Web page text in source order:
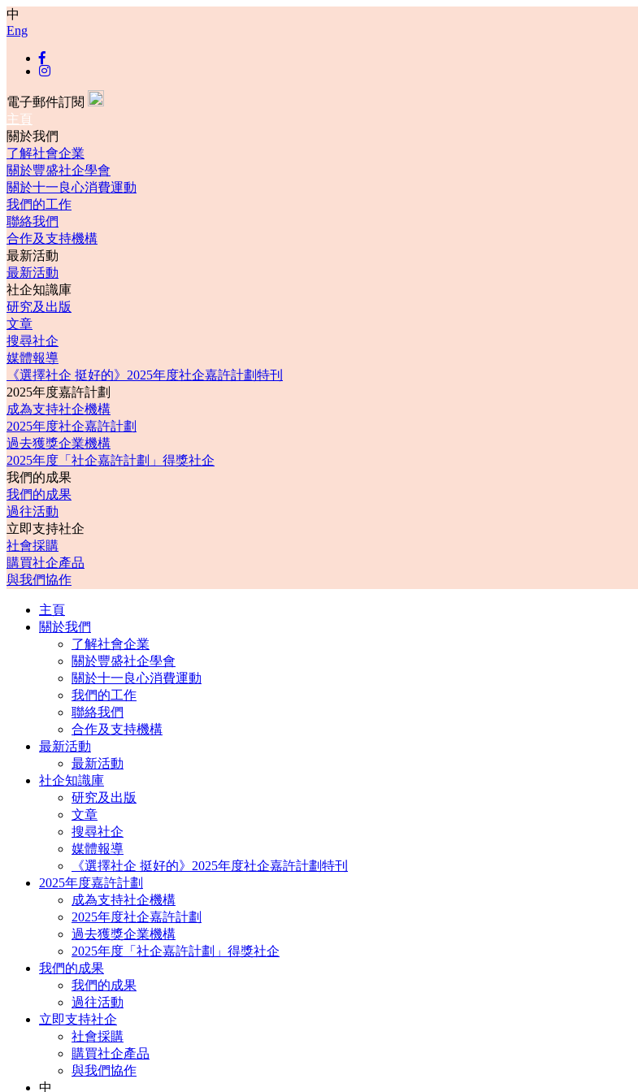
中
Eng
電子郵件訂閱
主頁
關於我們
了解社會企業
關於豐盛社企學會
關於十一良心消費運動
我們的工作
聯絡我們
合作及支持機構
最新活動
最新活動
社企知識庫
研究及出版
文章
搜尋社企
媒體報導
《選擇社企 挺好的》2025年度社企嘉許計劃特刊
2025年度嘉許計劃
成為支持社企機構
2025年度社企嘉許計劃
過去獲獎企業機構
2025年度「社企嘉許計劃」得獎社企
我們的成果
我們的成果
過往活動
立即支持社企
社會採購
購買社企產品
與我們協作
主頁
關於我們
了解社會企業
關於豐盛社企學會
關於十一良心消費運動
我們的工作
聯絡我們
合作及支持機構
最新活動
最新活動
社企知識庫
研究及出版
文章
搜尋社企
媒體報導
《選擇社企 挺好的》2025年度社企嘉許計劃特刊
2025年度嘉許計劃
成為支持社企機構
2025年度社企嘉許計劃
過去獲獎企業機構
2025年度「社企嘉許計劃」得獎社企
我們的成果
我們的成果
過往活動
立即支持社企
社會採購
購買社企產品
與我們協作
中